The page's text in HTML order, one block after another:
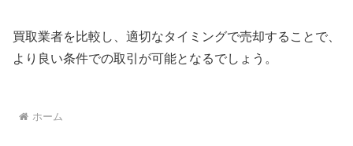
買取業者を比較し、適切なタイミングで売却することで、
より良い条件での取引が可能となるでしょう。
ホーム